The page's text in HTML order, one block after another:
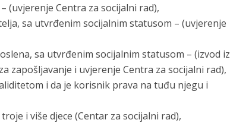
(uvjerenje Centra za socijalni rad),
sa utvrđenim socijalnim statusom – (uvjerenje
sa utvrđenim socijalnim statusom – (izvod iz
zapošlјavanje i uvjerenje Centra za socijalni rad),
i da je korisnik prava na tuđu njegu i
i više djece (Centar za socijalni rad),